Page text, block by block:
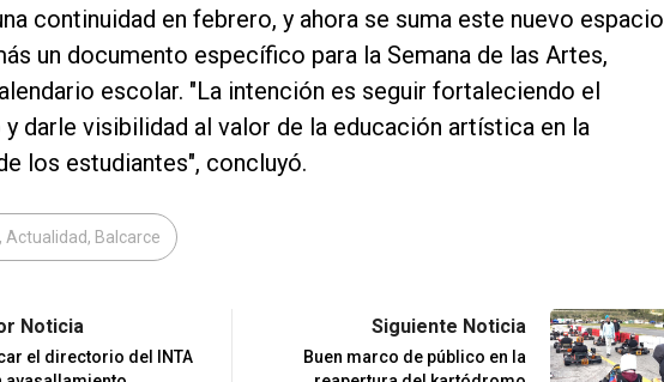
continuidad en febrero, y ahora se suma este nuevo espacio
un documento específico para la Semana de las Artes,
escolar. "La intención es seguir fortaleciendo el
darle visibilidad al valor de la educación artística en la
los estudiantes", concluyó.
Actualidad, Balcarce
Noticia
el directorio del INTA
Siguiente Noticia
Buen marco de público en la